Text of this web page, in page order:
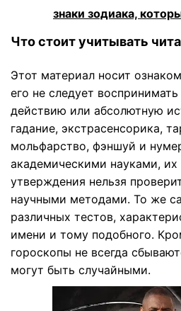
знаки зодиака,
Что стоит учитывать
Этот материал носит
его не следует воспринимать
действию или абсолютную
гадание, экстрасенсорика,
мольфарство, фэншуй и
академическими науками,
утверждения нельзя
научными методами. То же
различных тестов,
имени и тому подобного.
гороскопы не всегда
могут быть случайными.